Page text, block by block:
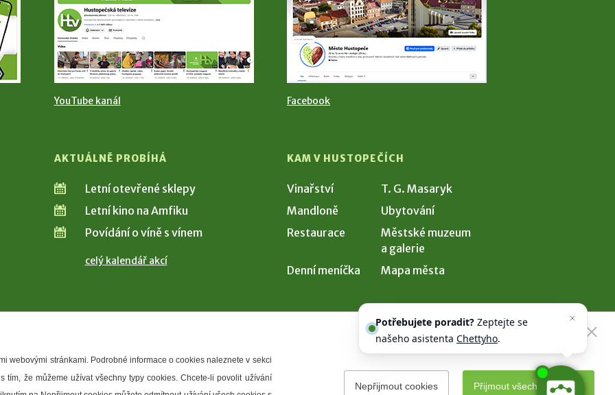
YouTube kanál Facebook
AKTUÁLNĚ PROBÍHÁ
Letní otevřené sklepy
Letní kino na Amfiku
Povídání o víně s vínem
celý kalendář akcí
KAM V HUSTOPEČÍCH
Vinařství
T. G. Masaryk
Mandloně
Ubytování
Restaurace
Městské muzeum
a galerie
Denní meníčka
Mapa města
webovými stránkami. Podrobné informace o cookies naleznete v sekci
tím, že můžeme užívat všechny typy cookies. Chcete-li povolit užívání
Přijmout všechny cookies
Nepřijmout cookies
Potřebujete poradit? Zeptejte se
našeho asistenta Chettyho.